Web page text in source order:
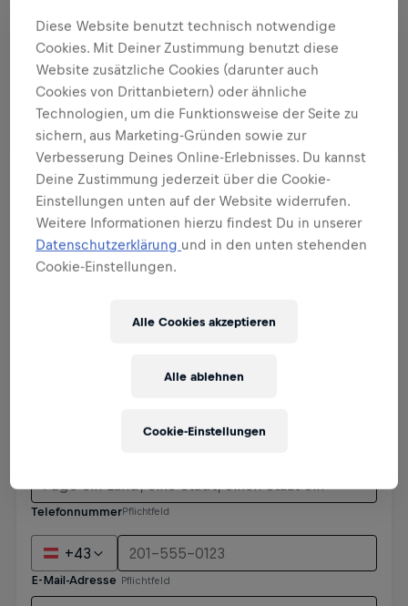
Ziehe deine Dateien hier her oder
Wähle eine
Datei aus
Dateien müssen kleiner als 1MB sein
Zulässige Dateiformate sind: PDF, DOCX, RTF.
Email Adresse ist erforderlich
Persönliche Informationen
TelefonnummerPflichtfeld
+43
Diese Website benutzt technisch notwendige
Cookies. Mit Deiner Zustimmung benutzt diese
Website zusätzliche Cookies (darunter auch
Cookies von Drittanbietern) oder ähnliche
Technologien, um die Funktionsweise der Seite zu
sichern, aus Marketing-Gründen sowie zur
Verbesserung Deines Online-Erlebnisses. Du kannst
Deine Zustimmung jederzeit über die Cookie-
Einstellungen unten auf der Website widerrufen.
Weitere Informationen hierzu findest Du in unserer
Datenschutzerklärung und in den unten stehenden
Cookie-Einstellungen.
Alle ablehnen
Alle Cookies akzeptieren
Cookie-Einstellungen